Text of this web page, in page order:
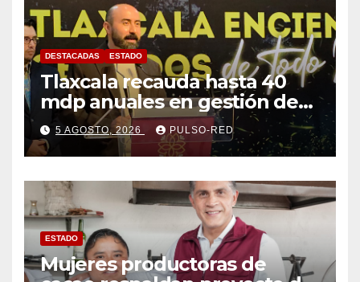
DESTACADAS ESTADO
Tlaxcala recauda hasta 40
mdp anuales en gestión de
residuos: PAA
5 AGOSTO, 2026 PULSO-RED
ESTADO
Mujeres productoras de